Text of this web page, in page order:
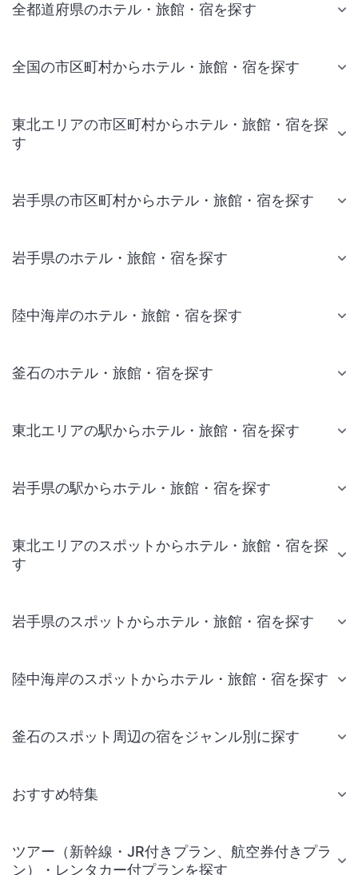
全都道府県のホテル・旅館・宿を探す
全国の市区町村からホテル・旅館・宿を探す
東北エリアの市区町村からホテル・旅館・宿を探
す
岩手県の市区町村からホテル・旅館・宿を探す
岩手県のホテル・旅館・宿を探す
陸中海岸のホテル・旅館・宿を探す
釜石のホテル・旅館・宿を探す
東北エリアの駅からホテル・旅館・宿を探す
岩手県の駅からホテル・旅館・宿を探す
東北エリアのスポットからホテル・旅館・宿を探
す
岩手県のスポットからホテル・旅館・宿を探す
陸中海岸のスポットからホテル・旅館・宿を探す
釜石のスポット周辺の宿をジャンル別に探す
おすすめ特集
ツアー（新幹線・JR付きプラン、航空券付きプラ
ン）・レンタカー付プランを探す